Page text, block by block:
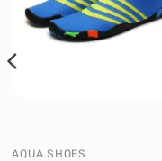
AQUA SHOES